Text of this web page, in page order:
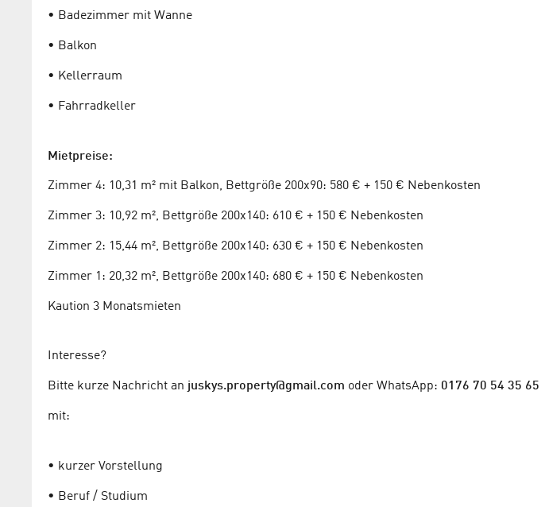
• Badezimmer mit Wanne
• Balkon
• Kellerraum
• Fahrradkeller
Mietpreise:
Zimmer 4: 10,31 m² mit Balkon, Bettgröße 200x90: 580 € + 150 € Nebenkosten
Zimmer 3: 10,92 m², Bettgröße 200x140: 610 € + 150 € Nebenkosten
Zimmer 2: 15,44 m², Bettgröße 200x140: 630 € + 150 € Nebenkosten
Zimmer 1: 20,32 m², Bettgröße 200x140: 680 € + 150 € Nebenkosten
Kaution 3 Monatsmieten
Interesse?
Bitte kurze Nachricht an juskys.property@gmail.com oder WhatsApp: 0176 70 54 35 65
mit:
• kurzer Vorstellung
• Beruf / Studium